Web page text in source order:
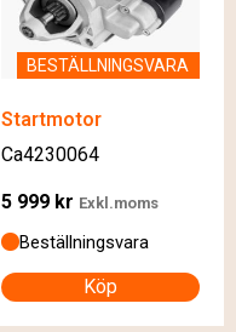
BESTÄLLNINGSVARA
Startmotor
Ca4230064
5 999 kr Exkl.moms
Beställningsvara
Köp